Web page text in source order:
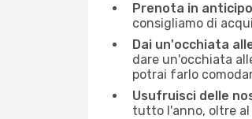
Prenota in
consigliamo di
Dai un'occhiata
dare un'occhiata
potrai farlo
Usufruisci delle
tutto l'anno, oltre